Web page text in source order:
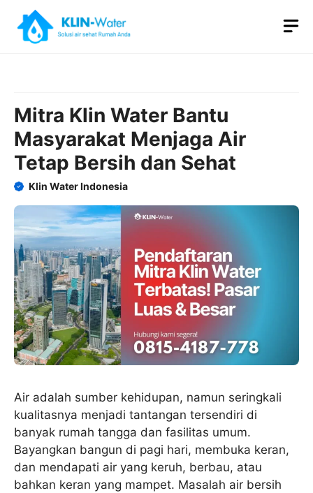
content
Mitra Klin Water Bantu
Masyarakat Menjaga Air
Tetap Bersih dan Sehat
Klin Water Indonesia
Air adalah sumber kehidupan, namun seringkali
kualitasnya menjadi tantangan tersendiri di
banyak rumah tangga dan fasilitas umum.
Bayangkan bangun di pagi hari, membuka keran,
dan mendapati air yang keruh, berbau, atau
bahkan keran yang mampet. Masalah air bersih